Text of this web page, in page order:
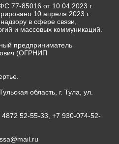
77-85016 от 10.04.2023 г.
10 апреля 2023 г.
в сфере связи,
и массовых коммуникаций.
предприниматель
(ОГРНИП
область, г. Тула, ул.
52-55-33, +7 930-074-52-